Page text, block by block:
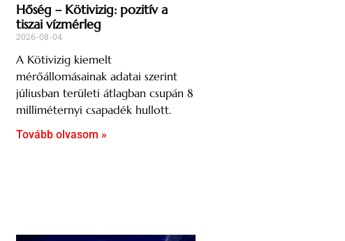
Hőség – Kötivizig: pozitív a
tiszai vízmérleg
2026-08-04
A Kötivizig kiemelt
mérőállomásainak adatai szerint
júliusban területi átlagban csupán 8
milliméternyi csapadék hullott.
Tovább olvasom »